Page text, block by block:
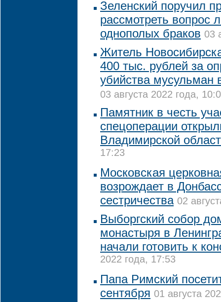
Зеленский поручил
рассмотреть вопрос
однополых браков 03
Житель
400 тыс. рублей за
убийства мусульман
03 августа 2022 года,
Памятник в честь
спецоперации
Владимирской
17:23
Московская
возрождает в
сестричества 02
Выборгский собор
монастыря в
начали готовить к
2022 года, 17:53
Папа Римский
сентября 01 августа